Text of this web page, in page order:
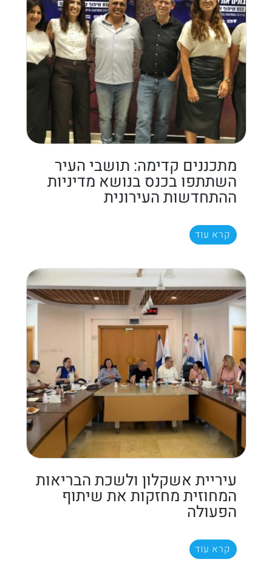
מתכננים קדימה: תושבי העיר
השתתפו בכנס בנושא מדיניות
ההתחדשות העירונית
קרא עוד
עיריית אשקלון ולשכת הבריאות
המחוזית מחזקות את שיתוף
הפעולה
קרא עוד